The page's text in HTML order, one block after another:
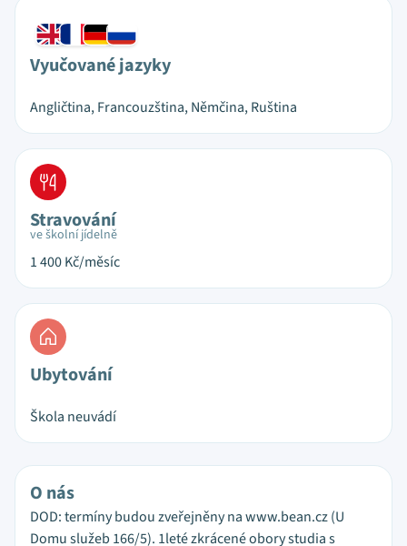
Vyučované jazyky
Angličtina, Francouzština, Němčina, Ruština
Stravování
ve školní jídelně
1 400Kč/měsíc
Ubytování
Škola neuvádí
O nás
DOD: termíny budou zveřejněny na www.bean.cz (U
Domu služeb 166/5). 1leté zkrácené obory studia s